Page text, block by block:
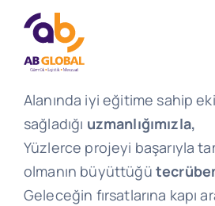
Alanında iyi eğitime sahip
sağladığı uzmanlığımızla,
Yüzlerce projeyi başarıyla
olmanın büyüttüğü
Geleceğin fırsatlarına kapı